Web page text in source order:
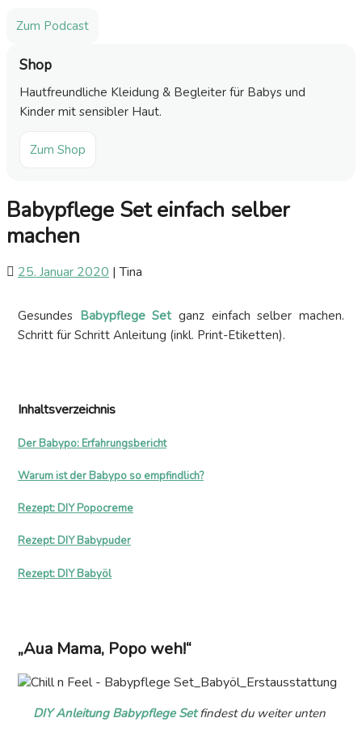
Zum Podcast
Shop
Hautfreundliche Kleidung & Begleiter für Babys und
Kinder mit sensibler Haut.
Zum Shop
Babypflege Set einfach selber
machen
25. Januar 2020 |Tina
Gesundes Babypflege Setganz einfach selber machen.
Schritt für Schritt Anleitung (inkl. Print-Etiketten).
Inhaltsverzeichnis
Der Babypo: Erfahrungsbericht
Warum ist der Babypo so empfindlich?
Rezept: DIY Popocreme
Rezept: DIY Babypuder
Rezept: DIY Babyöl
„Aua Mama, Popo weh!“
DIY Anleitung Babypflege Setfindest du weiter unten